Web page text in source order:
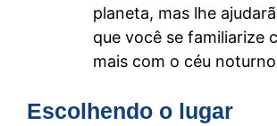
planeta, mas lhe
que você se familiarize
mais com o céu
Escolhendo o lugar